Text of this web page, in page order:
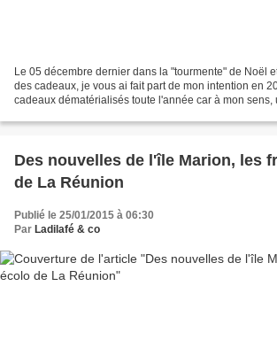
Le 05 décembre dernier dans la "tourmente" de Noël
des cadeaux, je vous ai fait part de mon intention en
cadeaux dématérialisés toute l'année car à mon sens,
Des nouvelles de l'île Marion, les
de La Réunion
Publié le 25/01/2015 à 06:30
Par Ladilafé & co